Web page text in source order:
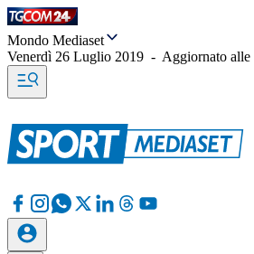
Mondo Mediaset
Venerdì 26 Luglio 2019 - Aggiornato alle